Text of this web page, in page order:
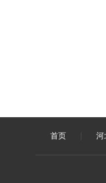
首页 河